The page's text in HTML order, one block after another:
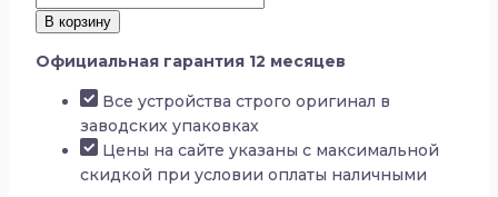
товара
Беспроводное
зарядное
устройство
Hoco
В корзину
Официальная гарантия 12 месяцев
Все устройства строго оригинал в
заводских упаковках
Цены на сайте указаны с максимальной
скидкой при условии оплаты наличными